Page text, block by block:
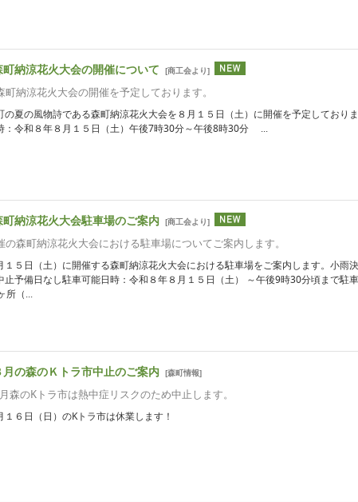
納涼花火大会の開催について [商工会より]
納涼花火大会の開催を予定しております。
の夏の風物詩である森町納涼花火大会を８月１５日（土）に開催を予定しておりま
：令和８年８月１５日（土）午後7時30分～午後8時30分 ...
納涼花火大会駐車場のご案内 [商工会より]
の森町納涼花火大会における駐車場についてご案内します。
１５日（土）に開催する森町納涼花火大会における駐車場をご案内します。小雨決
止予備日なし駐車可能日時：令和８年８月１５日（土） ～午後9時30分頃まで駐車
所（...
の森のＫトラ市中止のご案内 [森町情報]
森のKトラ市は熱中症リスクのため中止します。
１６日（日）のKトラ市は休業します！